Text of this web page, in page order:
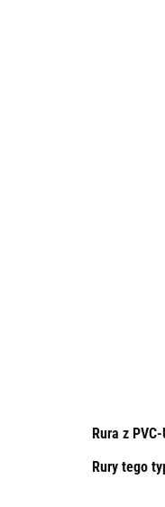
Rura z
Rury tego